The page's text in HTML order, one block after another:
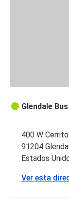
Glendale
400 W
91204
Estados
Ver esta